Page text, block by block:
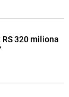
320 miliona